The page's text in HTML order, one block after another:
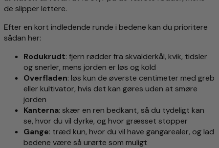
de slipper lettere.
Efter en kort indledende runde i bedene kan du prioritere
sådan her:
Rodukrudt: fjern rødder fra skvalderkål, kvik, tidsler
og snerler, mens jorden er løs og kold
Overfladen: løs kun de øverste centimeter med greb
eller kultivator, hvis det kan gøres uden at smøre
jorden
Kanterna: skær en ren bedkant, så du tydeligt kan
se, hvor du vil dyrke, og hvor græsset stopper
Gange: træd kun, hvor du vil have gangarealer, og lad
bedene være så urørte som muligt